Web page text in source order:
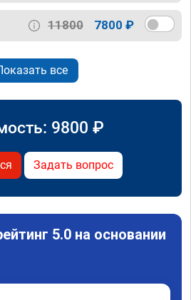
11800 7800 ₽
все
9800 ₽
Задать вопрос
5.0 на основании